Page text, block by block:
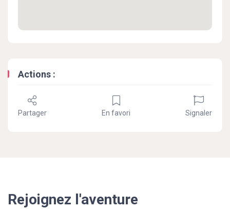
Actions :
Partager En favori Signaler
Rejoignez l'aventure